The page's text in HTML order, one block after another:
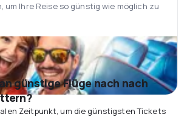
um Ihre Reise so günstig wie möglich zu
günstige Flüge nach nach
Zeitpunkt, um die günstigsten Tickets